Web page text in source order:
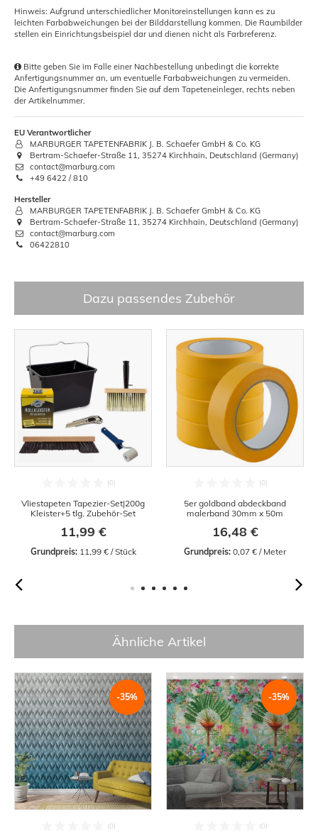
Hinweis: Aufgrund unterschiedlicher Monitoreinstellungen kann es zu
leichten Farbabweichungen bei der Bilddarstellung kommen. Die Raumbilder
stellen ein Einrichtungsbeispiel dar und dienen nicht als Farbreferenz.
Bitte geben Sie im Falle einer Nachbestellung unbedingt die korrekte
Anfertigungsnummer an, um eventuelle Farbabweichungen zu vermeiden.
Die Anfertigungsnummer finden Sie auf dem Tapeteneinleger, rechts neben
der Artikelnummer.
EU Verantwortlicher
MARBURGER TAPETENFABRIK J. B. Schaefer GmbH & Co. KG
Bertram-Schaefer-Straße 11, 35274 Kirchhain, Deutschland (Germany)
contact@marburg.com
+49 6422 / 810
Hersteller
MARBURGER TAPETENFABRIK J. B. Schaefer GmbH & Co. KG
Bertram-Schaefer-Straße 11, 35274 Kirchhain, Deutschland (Germany)
contact@marburg.com
06422810
Dazu passendes Zubehör
Vliestapeten Tapezier-Set|200g
Kleister+5 tlg. Zubehör-Set
11,99 €
Grundpreis: 11,99 € / Stück
5er goldband abdeckband
malerband 30mm x 50m
16,48 €
Grundpreis: 0,07 € / Meter
Ähnliche Artikel
-35% -35%